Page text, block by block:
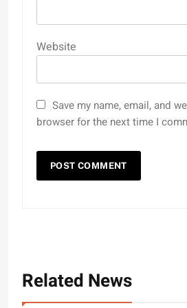
Website
Save my name, email, and
browser for the next time I
Related News